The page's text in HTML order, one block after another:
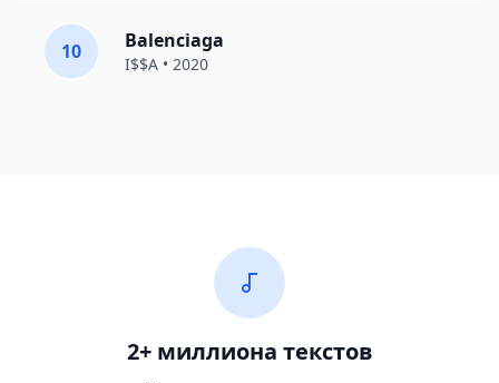
10 Balenciaga
I$$A • 2020
2+ миллиона текстов